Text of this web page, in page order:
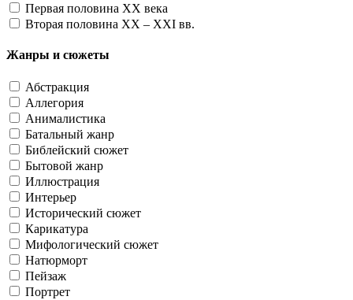
Первая половина XX века
Вторая половина XX – XXI вв.
Жанры и сюжеты
Абстракция
Аллегория
Анималистика
Батальный жанр
Библейский сюжет
Бытовой жанр
Иллюстрация
Интерьер
Исторический сюжет
Карикатура
Мифологический сюжет
Натюрморт
Пейзаж
Портрет